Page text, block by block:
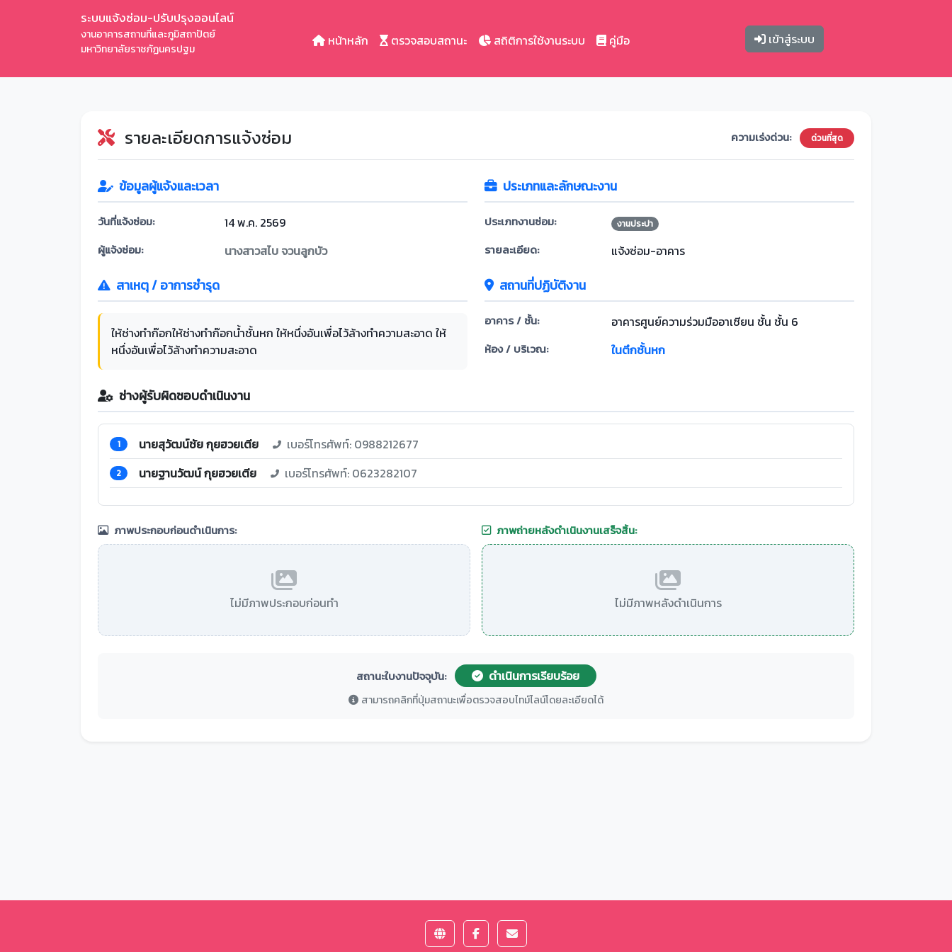
ระบบแจ้งซ่อม-ปรับปรุงออนไลน์
งานอาคารสถานที่และภูมิสถาปัตย์
มหาวิทยาลัยราชภัฏนครปฐม
หน้าหลัก ตรวจสอบสถานะ สถิติการใช้งานระบบ คู่มือ เข้าสู่ระบบ
รายละเอียดการแจ้งซ่อม ความเร่งด่วน: ด่วนที่สุด
ข้อมูลผู้แจ้งและเวลา
วันที่แจ้งซ่อม: 14 พ.ค. 2569
ผู้แจ้งซ่อม: นางสาวสไบ จวนลูกบัว
ประเภทและลักษณะงาน
ประเภทงานซ่อม: งานประปา
รายละเอียด: แจ้งซ่อม-อาคาร
สาเหตุ / อาการชำรุด
ให้ช่างทำก๊อกให้ช่างทำก๊อกน้ำชั้นหก ให้หนึ่งอันเพื่อไว้ล้างทำความสะอาด ให้
หนึ่งอันเพื่อไว้ล้างทำความสะอาด
สถานที่ปฏิบัติงาน
อาคาร / ชั้น: อาคารศูนย์ความร่วมมืออาเซียน ชั้น ชั้น 6
ห้อง / บริเวณ: ในตึกชั้นหก
ช่างผู้รับผิดชอบดำเนินงาน
1 นายสุวัฒน์ชัย กุยฮวยเตีย เบอร์โทรศัพท์: 0988212677
2 นายฐานวัฒน์ กุยฮวยเตีย เบอร์โทรศัพท์: 0623282107
ภาพประกอบก่อนดำเนินการ:
ไม่มีภาพประกอบก่อนทำ
ภาพถ่ายหลังดำเนินงานเสร็จสิ้น:
ไม่มีภาพหลังดำเนินการ
สถานะใบงานปัจจุบัน: ดำเนินการเรียบร้อย
สามารถคลิกที่ปุ่มสถานะเพื่อตรวจสอบไทม์ไลน์โดยละเอียดได้